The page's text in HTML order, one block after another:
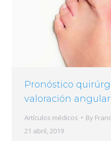
Pronóstico
valoración
Artículos médicos By
21 abril, 2019